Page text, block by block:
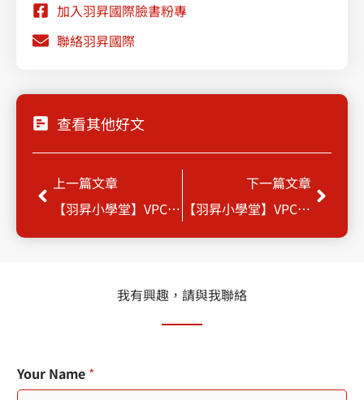
加入羽昇國際臉書粉專
聯絡羽昇國際
查看其他好文
Prev
上一篇文章
【羽昇小學堂】VPC 網路架構
下一篇文章
【羽昇小學堂】VPC中的IP位址
Next
我有興趣，請與我聯絡
E
x
Your Name *